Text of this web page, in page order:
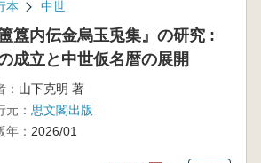
本 中世
簠簋内伝金烏玉兎集』の研究 :
成立と中世仮名暦の展開
： 山下克明 著
元： 思文閣出版
年： 2026/01